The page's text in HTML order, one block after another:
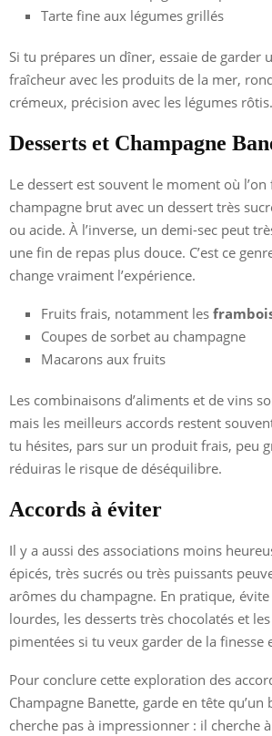
Tarte fine aux légumes grillés
Si tu prépares un dîner, essaie de garder
fraîcheur avec les produits de la mer,
crémeux, précision avec les légumes rôtis.
Desserts et Champagne
Le dessert est souvent le moment où
champagne brut avec un dessert très
ou acide. À l’inverse, un demi-sec peut
une fin de repas plus douce. C’est ce
change vraiment l’expérience.
Fruits frais, notamment les
Coupes de sorbet au champagne
Macarons aux fruits
Les combinaisons d’aliments et de vins
mais les meilleurs accords restent
tu hésites, pars sur un produit frais, peu
réduiras le risque de déséquilibre.
Accords à éviter
Il y a aussi des associations moins
épicés, très sucrés ou très puissants
arômes du champagne. En pratique,
lourdes, les desserts très chocolatés et
pimentées si tu veux garder de la finesse
Pour conclure cette exploration des
Champagne Banette, garde en tête qu’un
cherche pas à impressionner : il cherche